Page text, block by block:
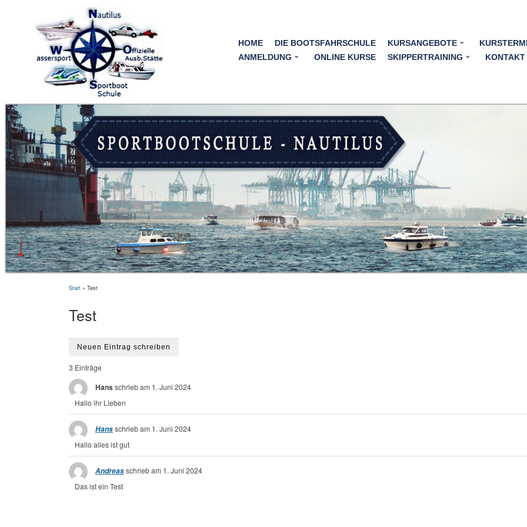
HOME DIE BOOTSFAHRSCHULE KURSANGEBOTE
ANMELDUNG
ONLINE KURSE SKIPPERTRAINING KONTAKT
Start » Test
Test
3 Einträge
Hansschrieb am 1. Juni 2024
Hallo ihr Lieben
Hansschrieb am 1. Juni 2024
Hallo alles ist gut
Andreasschrieb am 1. Juni 2024
Das ist ein Test